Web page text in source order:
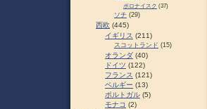
ポロナイスク (37)
ソチ (29)
西欧 (445)
イギリス (211)
スコットランド (15)
オランダ (40)
ドイツ (122)
フランス (121)
ベルギー (13)
ポルトガル (5)
モナコ (2)